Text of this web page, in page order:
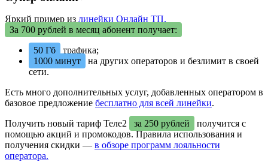
Яркий пример из линейки Онлайн ТП.
За 700 рублей в месяц абонент получает:
50 Гб
трафика;
1000 минут
на других операторов и безлимит в своей
сети.
Есть много дополнительных услуг, добавленных оператором в
базовое предложение бесплатно для всей линейки.
Получить новый тариф Теле2
за 250 рублей
получится с
помощью акций и промокодов. Правила использования и
получения скидки — в обзоре программ лояльности
оператора.